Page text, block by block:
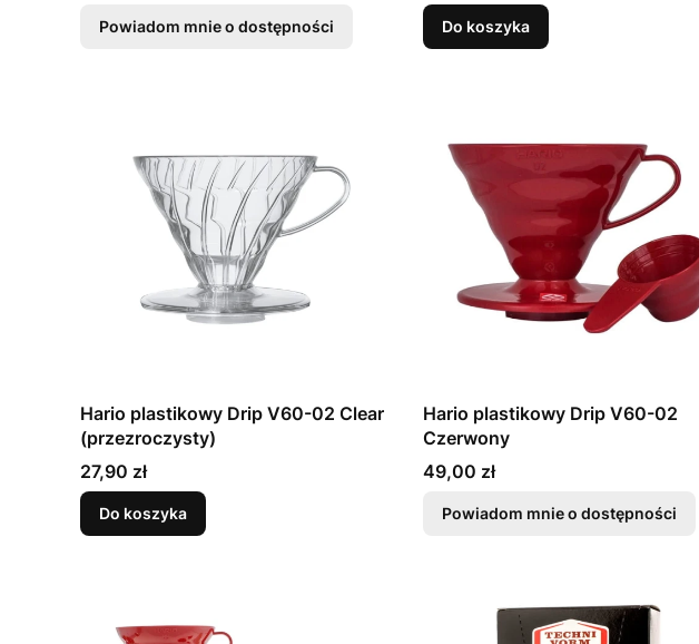
Powiadom mnie o dostępności Do koszyka
Hario plastikowy Drip V60-02 Clear
(przezroczysty)
Cena
27,90 zł
Do koszyka
Hario plastikowy Drip V60-02
Czerwony
Cena
49,00 zł
Powiadom mnie o dostępności